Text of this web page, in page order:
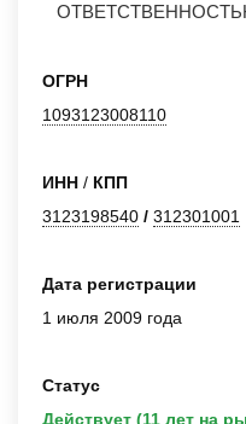
ОГРН
1093123008110
ИНН / КПП
3123198540 / 312301001
Дата регистрации
1 июля 2009 года
Статус
Действует (11 лет на